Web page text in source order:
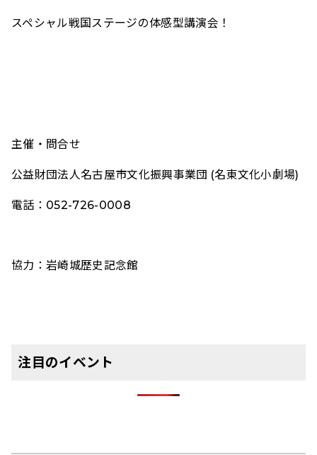
スペシャル戦国ステージの体感型講演会！
主催・問合せ
公益財団法人名古屋市文化振興事業団 (名東文化小劇場)
電話：052-726-0008
協力：岩崎城歴史記念館
注目のイベント